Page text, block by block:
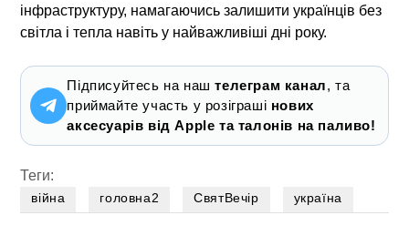
інфраструктуру, намагаючись залишити українців без
світла і тепла навіть у найважливіші дні року.
Підписуйтесь на наштелеграм канал, та
приймайте участь у розіграші нових
аксесуарів від Apple та талонів на паливо!
Теги:
війна головна2 СвятВечір україна